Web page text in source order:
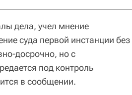
дела, учел мнение
суда первой инстанции без
досрочно, но с
под контроль
в сообщении.